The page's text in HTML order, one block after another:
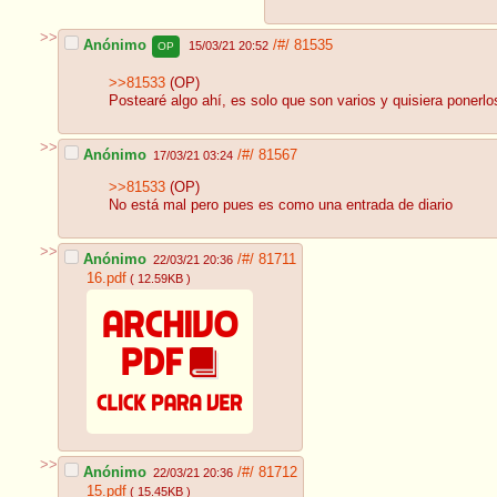
>> Anónimo OP 15/03/21 20:52 /#/ 81535
>>81533 (OP)
Postearé algo ahí, es solo que son varios y quisiera
>> Anónimo 17/03/21 03:24 /#/ 81567
>>81533 (OP)
No está mal pero pues es como una entrada de diario
>> Anónimo 22/03/21 20:36 /#/ 81711
16.pdf ( 12.59KB )
>> Anónimo 22/03/21 20:36 /#/ 81712
15.pdf ( 15.45KB )